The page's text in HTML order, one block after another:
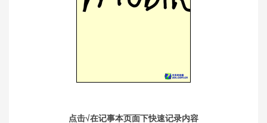
点击√在记事本页面下快速记录内容